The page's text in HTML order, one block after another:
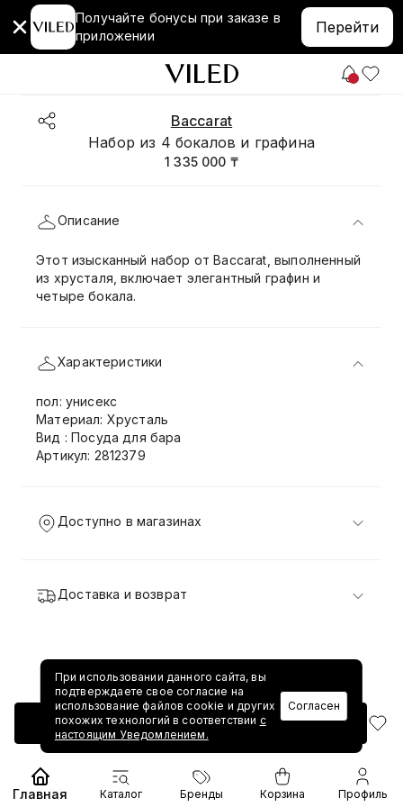
Получайте бонусы при заказе в
приложении
Перейти
Baccarat
Набор из 4 бокалов и графина
1 335 000 ₸
Добавить в корзину
Описание
Этот изысканный набор от Baccarat, выполненный
из хрусталя, включает элегантный графин и
четыре бокала.
Характеристики
пол: унисекс
Материал: Хрусталь
Вид : Посуда для бара
Артикул: 2812379
Доступно в магазинах
Доставка и возврат
При использовании данного сайта, вы
подтверждаете свое согласие на
использование файлов cookie и других
похожих технологий в соответствии с
настоящим Уведомлением.
Согласен
Главная Каталог Бренды Корзина Профиль